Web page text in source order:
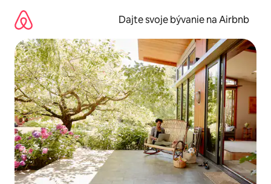
obsah.
Dajte svoje bývanie na Airbnb